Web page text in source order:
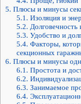
5. Плюсы и минусы
5.1. Изоляция и
5.2. Долговечность
5.3. Удобство и
5.4. Факторы,
секционных
6. Плюсы и минусы
6.1. Простота и
6.2.
6.3. Занимаемое
6.4.